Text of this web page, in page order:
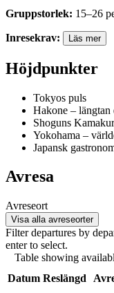
Gruppstorlek: 15–26
Inresekrav: Läs mer
Höjdpunkter
Tokyos puls
Hakone – längtan
Shoguns
Yokohama –
Japansk
Avresa
Avreseort
Visa alla avreseorter
Filter departures by
enter to select.
Table showing
Datum Reslängd